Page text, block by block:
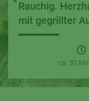
Rauchig.
mit gegrillter
ca. 30